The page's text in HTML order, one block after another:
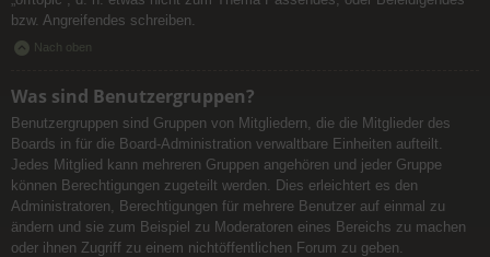
bzw. Angreifendes schreiben.
Nach oben
Was sind Benutzergruppen?
Benutzergruppen sind Gruppen von Mitgliedern, die die Mitglieder des
Boards in für die Board-Administration verwaltbare Einheiten aufteilt.
Jedes Mitglied kann mehreren Gruppen angehören und jeder Gruppe
können Berechtigungen zugeteilt werden. Dies erleichtert es den
Administratoren, Berechtigungen für mehrere Benutzer auf einmal zu
ändern und sie zum Beispiel zu Moderatoren eines Bereichs zu machen
oder ihnen Zugriff zu einem nichtöffentlichen Forum zu geben.